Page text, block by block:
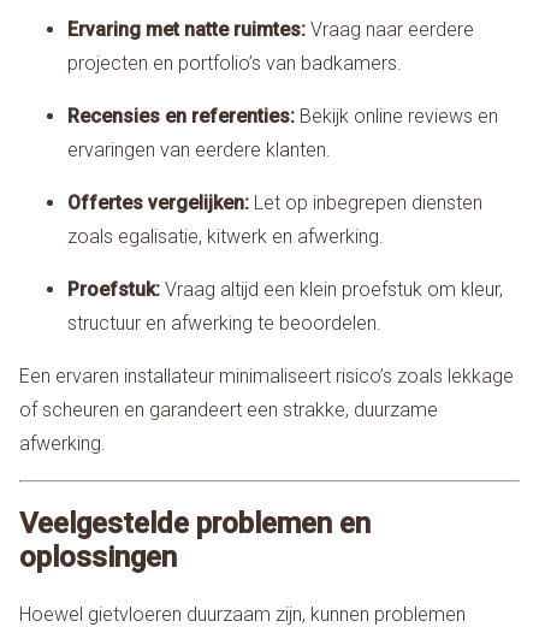
Ervaring met natte ruimtes:Vraag naar eerdere
projecten en portfolio’s van badkamers.
Recensies en referenties:Bekijk online reviews en
ervaringen van eerdere klanten.
Offertes vergelijken:Let op inbegrepen diensten
zoals egalisatie, kitwerk en afwerking.
Proefstuk:Vraag altijd een klein proefstuk om kleur,
structuur en afwerking te beoordelen.
Een ervaren installateur minimaliseert risico’s zoals lekkage
of scheuren en garandeert een strakke, duurzame
afwerking.
Veelgestelde problemen en
oplossingen
Hoewel gietvloeren duurzaam zijn, kunnen problemen